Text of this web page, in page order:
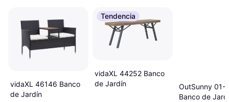
vidaXL 46146 Banco
de Jardín
Tendencia
vidaXL 44252 Banco
de Jardín
OutSunny 01-
Banco de